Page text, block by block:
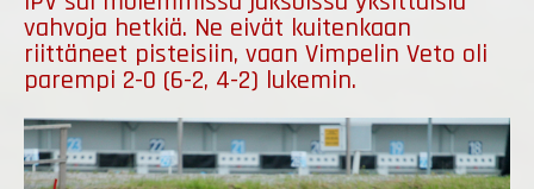
vahvoja hetkiä. Ne eivät kuitenkaan
riittäneet pisteisiin, vaan Vimpelin Veto oli
parempi 2-0 (6-2, 4-2) lukemin.